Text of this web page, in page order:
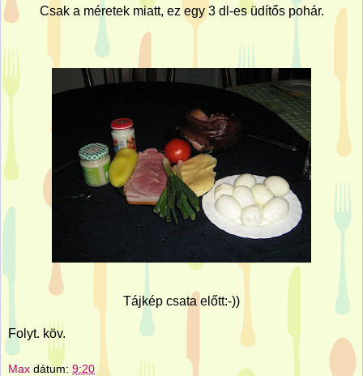
Csak a méretek miatt, ez egy 3 dl-es üdítős pohár.
Tájkép csata előtt:-))
Folyt. köv.
Max dátum: 9:20